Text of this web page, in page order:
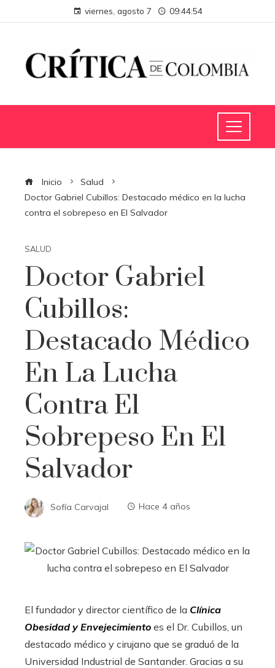
viernes, agosto 7 09:44:54
Inicio
Salud
Doctor Gabriel Cubillos: Destacado médico en la lucha
contra el sobrepeso en El Salvador
SALUD
Doctor Gabriel
Cubillos:
Destacado Médico
En La Lucha
Contra El
Sobrepeso En El
Salvador
Sofía Carvajal Hace 4 años
El fundador y director científico de la Clínica
Obesidad y Envejecimiento es el Dr. Cubillos, un
destacado médico y cirujano que se graduó de la
Universidad Industrial de Santander. Gracias a su